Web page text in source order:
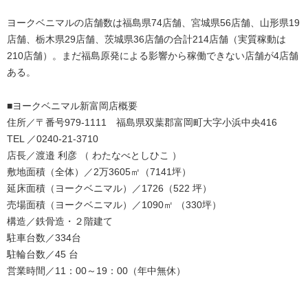
ヨークベニマルの店舗数は福島県74店舗、宮城県56店舗、山形県19
店舗、栃木県29店舗、茨城県36店舗の合計214店舗（実質稼動は
210店舗）。まだ福島原発による影響から稼働できない店舗が4店舗
ある。
■ヨークベニマル新富岡店概要
住所／〒番号979-1111 福島県双葉郡富岡町大字小浜中央416
TEL ／0240-21-3710
店長／渡邉 利彦 （ わたなべとしひこ ）
敷地面積（全体）／2万3605㎡（7141坪）
延床面積（ヨークベニマル）／1726（522 坪）
売場面積（ヨークベニマル）／1090㎡ （330坪）
構造／鉄骨造・２階建て
駐車台数／334台
駐輪台数／45 台
営業時間／11：00～19：00（年中無休）